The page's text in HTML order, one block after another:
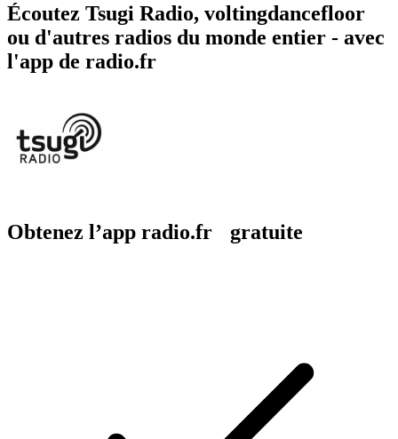
Écoutez Tsugi Radio, voltingdancefloor
ou d'autres radios du monde entier - avec
l'app de radio.fr
Obtenez l’app radio.fr gratuite